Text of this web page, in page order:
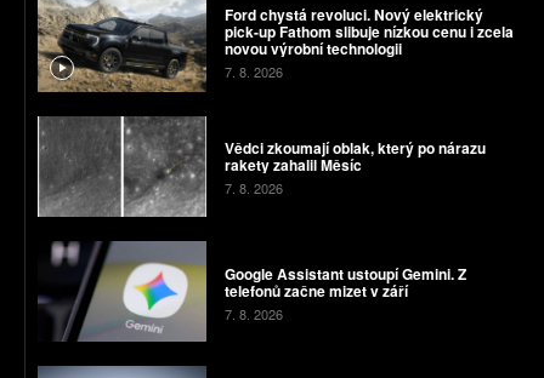
Ford chystá revoluci. Nový elektrický
pick-up Fathom slibuje nízkou cenu i zcela
novou výrobní technologii
7. 8. 2026
Vědci zkoumají oblak, který po nárazu
rakety zahalil Měsíc
7. 8. 2026
Google Assistant ustoupí Gemini. Z
telefonů začne mizet v září
7. 8. 2026